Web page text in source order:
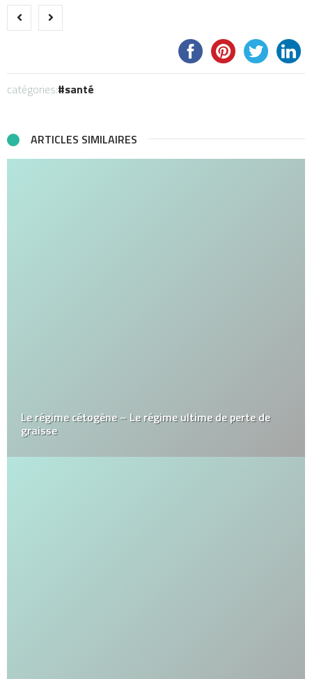
catégories: santé
ARTICLES SIMILAIRES
Le régime cétogène – Le régime ultime de perte de
graisse